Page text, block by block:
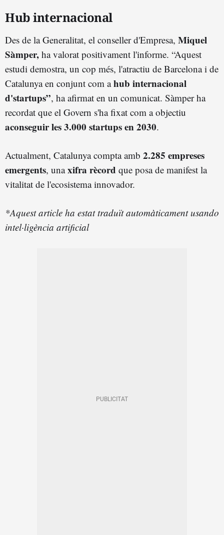
Hub internacional
Des de la Generalitat, el conseller d'Empresa, Miquel
Sàmper, ha valorat positivament l'informe. “Aquest
estudi demostra, un cop més, l'atractiu de Barcelona i de
Catalunya en conjunt com ahub internacional
d'startups”, ha afirmat en un comunicat. Sàmper ha
recordat que el Govern s'ha fixat com a objectiu
aconseguir les 3.000 startups en 2030.
Actualment, Catalunya compta amb 2.285 empreses
emergents, unaxifra rècord que posa de manifest la
vitalitat de l'ecosistema innovador.
*Aquest article ha estat traduït automàticament usando
intel·ligència artificial